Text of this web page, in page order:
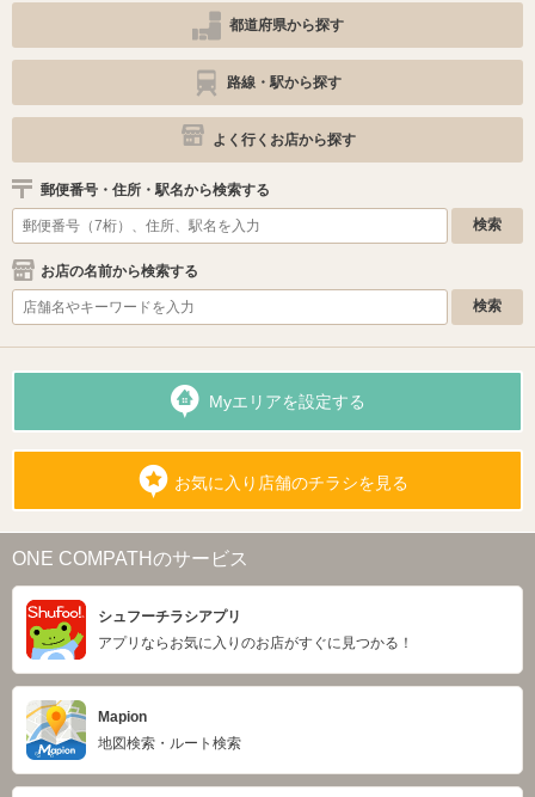
都道府県から探す
路線・駅から探す
よく行くお店から探す
郵便番号・住所・駅名から検索する
お店の名前から検索する
Myエリアを設定する
お気に入り店舗のチラシを見る
ONE COMPATHのサービス
シュフーチラシアプリ
アプリならお気に入りのお店がすぐに見つかる！
Mapion
地図検索・ルート検索